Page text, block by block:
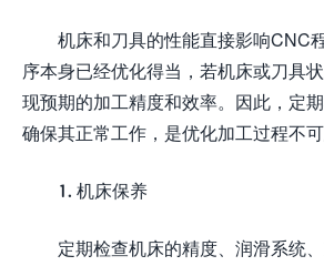
机床和刀具的性能直接影响CNC
序本身已经优化得当，若机床或刀具
现预期的加工精度和效率。因此，定期
确保其正常工作，是优化加工过程不可
1. 机床保养
定期检查机床的精度、润滑系统